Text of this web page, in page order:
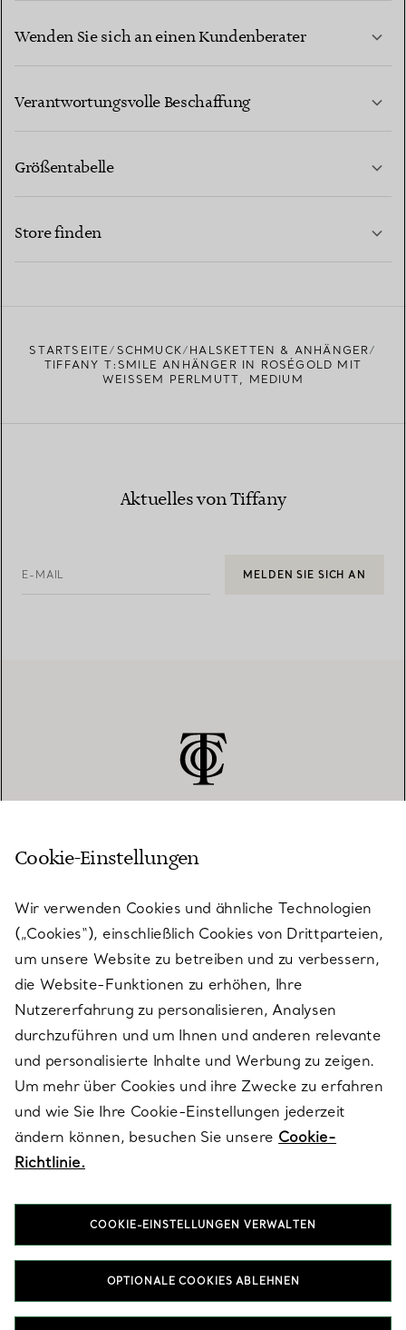
Wenden Sie sich an einen Kundenberater
Verantwortungsvolle Beschaffung
Größentabelle
Store finden
STARTSEITE SCHMUCK
HALSKETTEN & ANHÄNGER
TIFFANY T:SMILE ANHÄNGER IN ROSÉGOLD MIT
WEISSEM PERLMUTT, MEDIUM
Aktuelles von Tiffany
E-MAIL MELDEN SIE SICH AN
KUNDENSERVICE
SERVICES
ÜBER TIFFANY & CO.
RECHTLICHE HINWEISE
FOLGEN SIE UNS
T&Co. 2026
Cookie-Einstellungen
Wir verwenden Cookies und ähnliche Technologien
(„Cookies“), einschließlich Cookies von Drittparteien,
um unsere Website zu betreiben und zu verbessern,
die Website-Funktionen zu erhöhen, Ihre
Nutzererfahrung zu personalisieren, Analysen
durchzuführen und um Ihnen und anderen relevante
und personalisierte Inhalte und Werbung zu zeigen.
Um mehr über Cookies und ihre Zwecke zu erfahren
und wie Sie Ihre Cookie-Einstellungen jederzeit
ändern können, besuchen Sie unsere Cookie-
Richtlinie.
COOKIE-EINSTELLUNGEN VERWALTEN
OPTIONALE COOKIES ABLEHNEN